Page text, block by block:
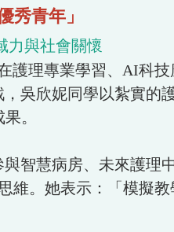
秀青年」
力與社會關懷
理專業學習、AI科技
吳欣妮同學以紮實的
。
智慧病房、未來護理
維。她表示：「模擬教